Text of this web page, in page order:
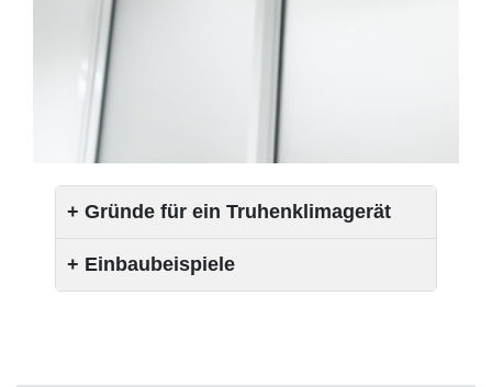
+ Gründe für ein Truhenklimagerät
+ Einbaubeispiele